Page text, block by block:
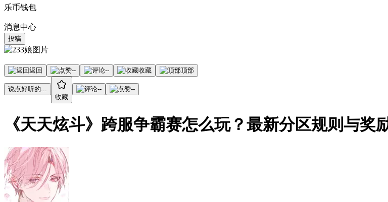
乐币钱包
消息中心
投稿
返回 -- -- 收藏 顶部
说点好听的...
收藏
-- --
《天天炫斗》跨服争霸赛怎么玩？最新分区规则与奖